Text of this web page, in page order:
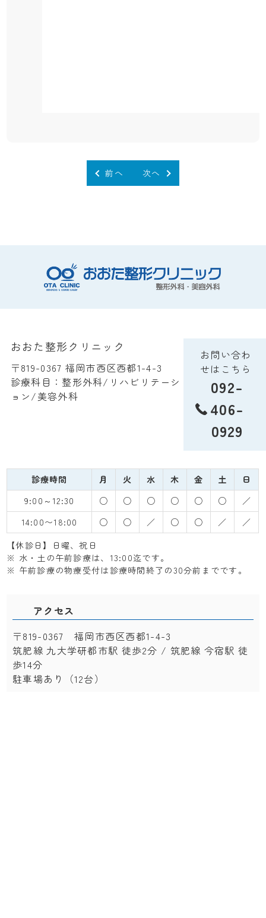
前へ 次へ
おおた整形クリニック
〒819-0367 福岡市西区西都1-4-3
診療科目：整形外科/リハビリテーシ
ョン/美容外科
お問い合わ
せはこちら
092-
406-
0929
診療時間 月 火 水 木 金 土
日
9:00～12:30
○ ○ ○ ○ ○ ○
／
14:00〜18:00
○ ○ ／ ○ ○ ／
／
【休診日】日曜、祝日
※ 水・土の午前診療は、13:00迄です。
※ 午前診療の物療受付は診療時間終了の30分前までです。
アクセス
〒819-0367 福岡市西区西都1-4-3
筑肥線 九大学研都市駅 徒歩2分 / 筑肥線 今宿駅 徒
歩14分
駐車場あり（12台）